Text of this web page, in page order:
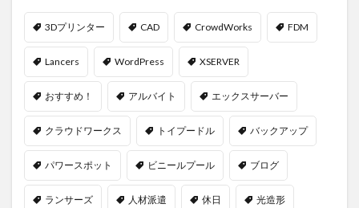
3Dプリンター CAD CrowdWorks FDM
Lancers WordPress XSERVER
おすすめ！ アルバイト エックスサーバー
クラウドワークス トイプードル バックアップ
パワースポット ビニールプール ブログ
ランサーズ 人材派遣 休日 光造形